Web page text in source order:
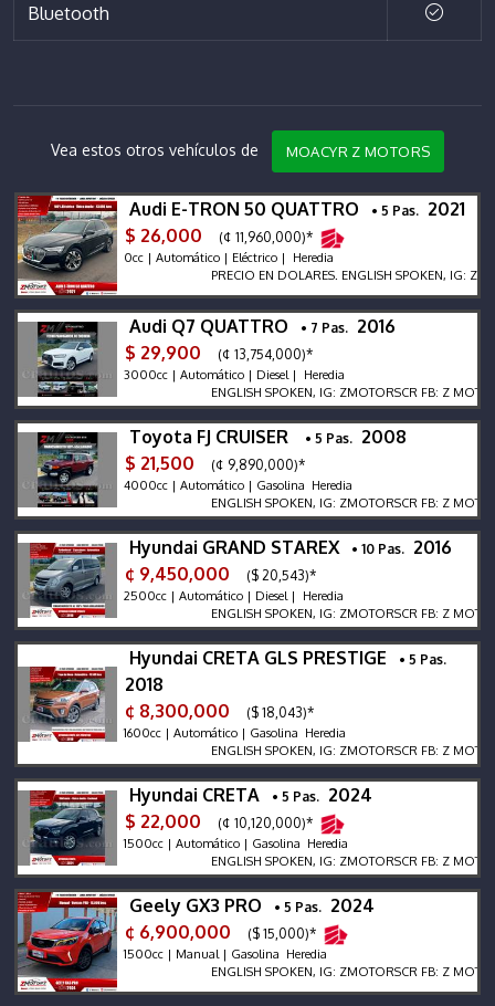
Bluetooth
Vea estos otros vehículos de MOACYR Z MOTORS
Audi E-TRON 50 QUATTRO • 5 Pas. 2021
$ 26,000
(¢ 11,960,000)*
0cc | Automático | Eléctrico | Heredia
PRECIO EN DOLARES. ENGLISH SPOKEN, IG:
Audi Q7 QUATTRO • 7 Pas. 2016
$ 29,900
(¢ 13,754,000)*
3000cc | Automático | Diesel | Heredia
ENGLISH SPOKEN, IG: ZMOTORSCR FB: Z
Toyota FJ CRUISER • 5 Pas. 2008
$ 21,500
(¢ 9,890,000)*
4000cc | Automático | Gasolina Heredia
ENGLISH SPOKEN, IG: ZMOTORSCR FB: Z
Hyundai GRAND STAREX • 10 Pas. 2016
¢ 9,450,000
($ 20,543)*
2500cc | Automático | Diesel | Heredia
ENGLISH SPOKEN, IG: ZMOTORSCR FB: Z
Hyundai CRETA GLS PRESTIGE • 5 Pas.
2018
¢ 8,300,000
($ 18,043)*
1600cc | Automático | Gasolina Heredia
ENGLISH SPOKEN, IG: ZMOTORSCR FB: Z
Hyundai CRETA • 5 Pas. 2024
$ 22,000
(¢ 10,120,000)*
1500cc | Automático | Gasolina Heredia
ENGLISH SPOKEN, IG: ZMOTORSCR FB: Z
Geely GX3 PRO • 5 Pas. 2024
¢ 6,900,000
($ 15,000)*
1500cc | Manual | Gasolina Heredia
ENGLISH SPOKEN, IG: ZMOTORSCR FB: Z